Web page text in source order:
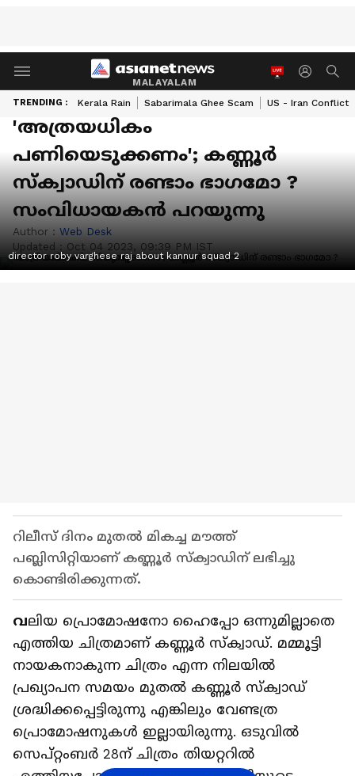
MALAYALAM
TRENDING : Kerala Rain Sabarimala Ghee Scam US - Iran Conflict
'അത്രയധികം
പണിയെടുക്കണം'; കണ്ണൂർ
സ്ക്വാഡിന് രണ്ടാം ഭാ​ഗമോ ?
സംവിധായകൻ പറയുന്നു
Author : Web Desk
Updated : Oct 04 2023, 09:39 PM IST
director roby varghese raj about kannur squad 2
റിലീസ് ദിനം മുതൽ മികച്ച മൗത്ത്
പബ്ലിസിറ്റിയാണ് കണ്ണൂർ സ്ക്വാഡിന് ലഭിച്ചു
കൊണ്ടിരിക്കുന്നത്.
വലിയ പ്രൊമോഷനോ ഹൈപ്പോ ഒന്നുമില്ലാതെ
എത്തിയ ചിത്രമാണ് കണ്ണൂർ സ്ക്വാഡ്. മമ്മൂട്ടി
നായകനാകുന്ന ചിത്രം എന്ന നിലയിൽ
പ്രഖ്യാപന സമയം മുതൽ കണ്ണൂർ സ്ക്വാഡ്
ശ്രദ്ധിക്കപ്പെട്ടിരുന്നു എങ്കിലും വേണ്ടത്ര
പ്രൊമോഷനുകൾ ഇല്ലായിരുന്നു. ഒടുവിൽ
സെപ്റ്റംബർ 28ന് ചിത്രം തിയറ്ററിൽ